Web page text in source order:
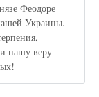
Феодоре
Украины.
нашу веру